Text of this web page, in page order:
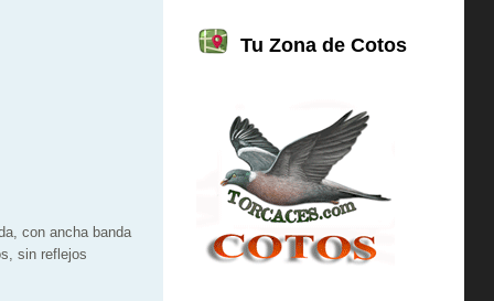
con ancha banda
sin reflejos
Tu Zona de Cotos